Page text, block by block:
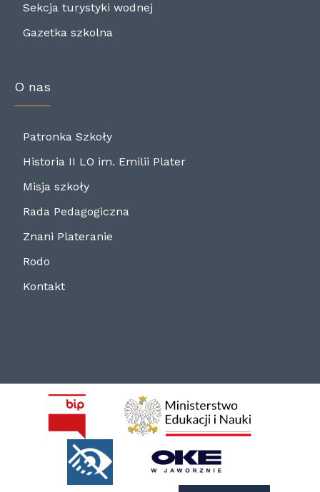
Sekcja turystyki wodnej
Gazetka szkolna
O nas
Patronka Szkoły
Historia II LO im. Emilii Plater
Misja szkoły
Rada Pedagogiczna
Znani Plateranie
Rodo
Kontakt
MEN
Deklaracja
OKE